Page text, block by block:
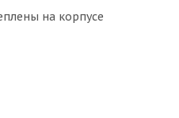
на корпусе